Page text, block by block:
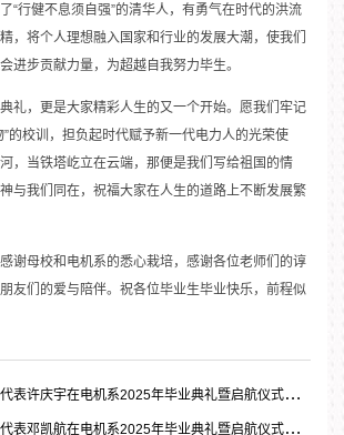
“行健不息须自强”的清华人，有勇气在时代的洪流
，将个人理想融入国家和行业的发展大潮，使我们
进步贡献力量，为超越自我努力毕生。
礼，更是大家精彩人生的又一个开始。愿我们牢记
”的校训，担负起时代赋予新一代电力人的光荣使
，当铁塔屹立在云端，那便是我们写给祖国的情
与我们同在，祝福大家在人生的道路上不断发展繁
谢母校和电机系的悉心栽培，感谢各位老师们的谆
友们的爱与陪伴。祝各位毕业生毕业快乐，前程似
表许庆宇在电机系2025年毕业典礼暨启航仪式上的发言
邓凯航在电机系2025年毕业典礼暨启航仪式上的发言